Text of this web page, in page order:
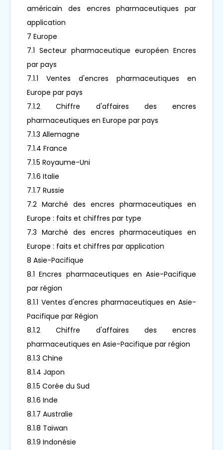
américain des encres pharmaceutiques par
application
7 Europe
7.1 Secteur pharmaceutique européen Encres
par pays
7.1.1 Ventes d'encres pharmaceutiques en
Europe par pays
7.1.2 Chiffre d'affaires des encres
pharmaceutiques en Europe par pays
7.1.3 Allemagne
7.1.4 France
7.1.5 Royaume-Uni
7.1.6 Italie
7.1.7 Russie
7.2 Marché des encres pharmaceutiques en
Europe : faits et chiffres par type
7.3 Marché des encres pharmaceutiques en
Europe : faits et chiffres par application
8 Asie-Pacifique
8.1 Encres pharmaceutiques en Asie-Pacifique
par région
8.1.1 Ventes d'encres pharmaceutiques en Asie-
Pacifique par Région
8.1.2 Chiffre d'affaires des encres
pharmaceutiques en Asie-Pacifique par région
8.1.3 Chine
8.1.4 Japon
8.1.5 Corée du Sud
8.1.6 Inde
8.1.7 Australie
8.1.8 Taïwan
8.1.9 Indonésie